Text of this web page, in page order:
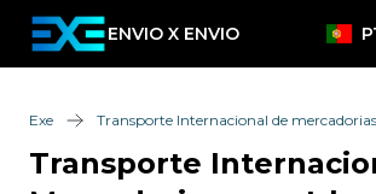
ENVIO X ENVIO
Exe Transporte Internacional de mercadorias
Transporte